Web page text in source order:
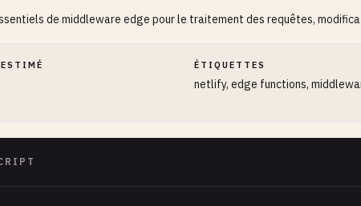
de middleware edge pour le traitement des requêtes,
ÉTIQUETTES
netlify, edge functions,